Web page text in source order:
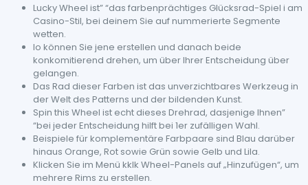
Lucky Wheel ist” “das farbenprächtiges Glücksrad-Spiel i am
Casino-Stil, bei deinem Sie auf nummerierte Segmente
wetten.
Io können Sie jene erstellen und danach beide
konkomitierend drehen, um über Ihrer Entscheidung über
gelangen.
Das Rad dieser Farben ist das unverzichtbares Werkzeug in
der Welt des Patterns und der bildenden Kunst.
Spin this Wheel ist echt dieses Drehrad, dasjenige Ihnen”
“bei jeder Entscheidung hilft bei 1er zufälligen Wahl.
Beispiele für komplementäre Farbpaare sind Blau darüber
hinaus Orange, Rot sowie Grün sowie Gelb und Lila.
Klicken Sie im Menü kklk Wheel-Panels auf „Hinzufügen“, um
mehrere Rims zu erstellen.